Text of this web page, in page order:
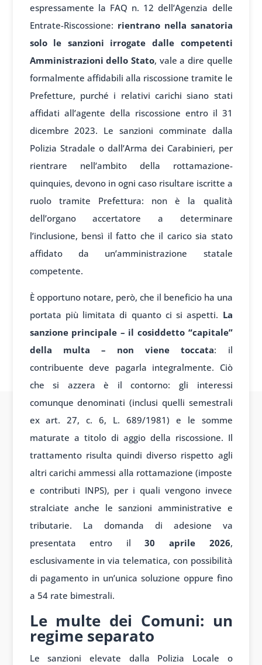
espressamente la FAQ n. 12 dell’Agenzia delle
Entrate-Riscossione: rientrano nella sanatoria
solo le sanzioni irrogate dalle competenti
Amministrazioni dello Stato, vale a dire quelle
formalmente affidabili alla riscossione tramite le
Prefetture, purché i relativi carichi siano stati
affidati all’agente della riscossione entro il 31
dicembre 2023. Le sanzioni comminate dalla
Polizia Stradale o dall’Arma dei Carabinieri, per
rientrare nell’ambito della rottamazione-
quinquies, devono in ogni caso risultare iscritte a
ruolo tramite Prefettura: non è la qualità
dell’organo accertatore a determinare
l’inclusione, bensì il fatto che il carico sia stato
affidato da un’amministrazione statale
competente.
È opportuno notare, però, che il beneficio ha una
portata più limitata di quanto ci si aspetti. La
sanzione principale – il cosiddetto “capitale”
della multa – non viene toccata: il
contribuente deve pagarla integralmente. Ciò
che si azzera è il contorno: gli interessi
comunque denominati (inclusi quelli semestrali
ex art. 27, c. 6, L. 689/1981) e le somme
maturate a titolo di aggio della riscossione. Il
trattamento risulta quindi diverso rispetto agli
altri carichi ammessi alla rottamazione (imposte
e contributi INPS), per i quali vengono invece
stralciate anche le sanzioni amministrative e
tributarie. La domanda di adesione va
presentata entro il30 aprile 2026,
esclusivamente in via telematica, con possibilità
di pagamento in un’unica soluzione oppure fino
a 54 rate bimestrali.
Le multe dei Comuni: un
regime separato
Le sanzioni elevate dalla Polizia Locale o